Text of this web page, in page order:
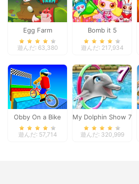
Egg Farm
遊んだ: 63,380
Bomb it 5
遊んだ: 217,934
Obby On a Bike
遊んだ: 57,714
My Dolphin Show 7
遊んだ: 320,999